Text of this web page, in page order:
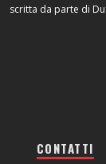
scritta da parte di
CONTATTI